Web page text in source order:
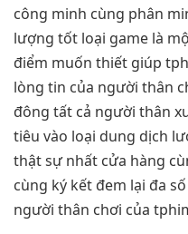
công minh cùng phân
lượng tốt loại game là
điểm muốn thiết giúp
lòng tin của người thân
đông tất cả người thân
tiêu vào loại dung dịch
thật sự nhất cửa hàng
cùng ký kết đem lại đa
người thân chơi của